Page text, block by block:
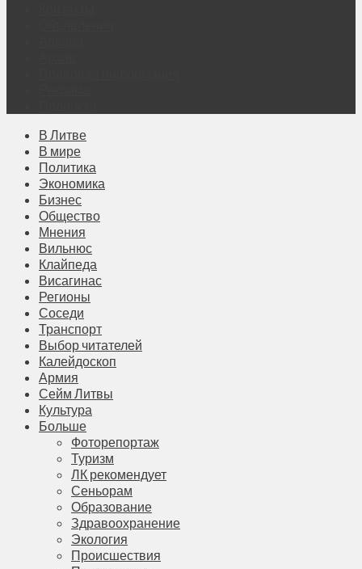
В Литве
В мире
Политика
Экономика
Бизнес
Общество
Мнения
Вильнюс
Клайпеда
Висагинас
Регионы
Соседи
Транспорт
Выбор читателей
Калейдоскоп
Армия
Сейм Литвы
Культура
Больше
Фоторепортаж
Туризм
ЛК рекомендует
Сеньорам
Образование
Здравоохранение
Экология
Происшествия